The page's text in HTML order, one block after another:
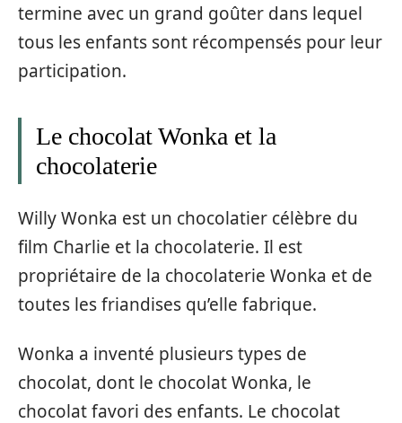
termine avec un grand goûter dans lequel
tous les enfants sont récompensés pour leur
participation.
Le chocolat Wonka et la
chocolaterie
Willy Wonka est un chocolatier célèbre du
film Charlie et la chocolaterie. Il est
propriétaire de la chocolaterie Wonka et de
toutes les friandises qu’elle fabrique.
Wonka a inventé plusieurs types de
chocolat, dont le chocolat Wonka, le
chocolat favori des enfants. Le chocolat